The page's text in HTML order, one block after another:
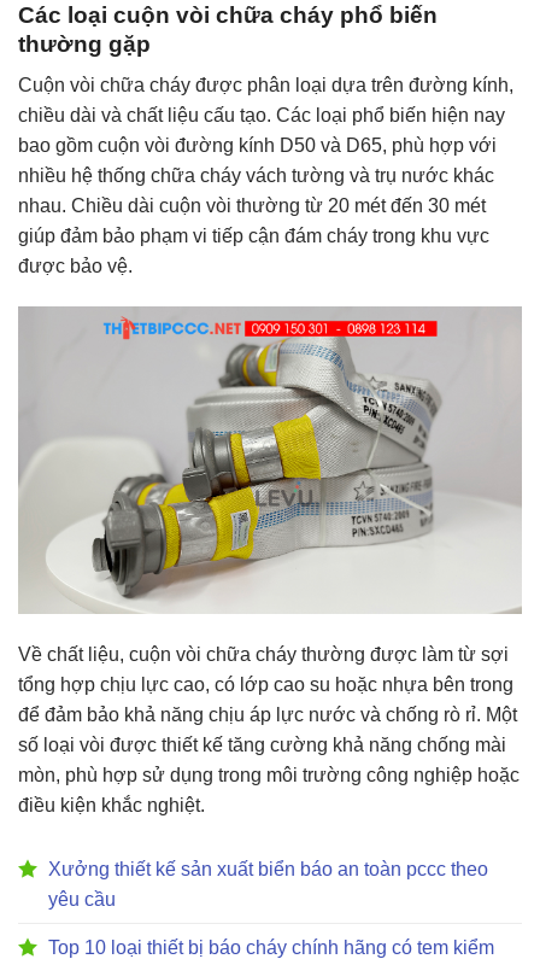
Các loại cuộn vòi chữa cháy phổ biến
thường gặp
Cuộn vòi chữa cháy được phân loại dựa trên đường kính,
chiều dài và chất liệu cấu tạo. Các loại phổ biến hiện nay
bao gồm cuộn vòi đường kính D50 và D65, phù hợp với
nhiều hệ thống chữa cháy vách tường và trụ nước khác
nhau. Chiều dài cuộn vòi thường từ 20 mét đến 30 mét
giúp đảm bảo phạm vi tiếp cận đám cháy trong khu vực
được bảo vệ.
Về chất liệu, cuộn vòi chữa cháy thường được làm từ sợi
tổng hợp chịu lực cao, có lớp cao su hoặc nhựa bên trong
để đảm bảo khả năng chịu áp lực nước và chống rò rỉ. Một
số loại vòi được thiết kế tăng cường khả năng chống mài
mòn, phù hợp sử dụng trong môi trường công nghiệp hoặc
điều kiện khắc nghiệt.
Xưởng thiết kế sản xuất biển báo an toàn pccc theo
yêu cầu
Top 10 loại thiết bị báo cháy chính hãng có tem kiểm